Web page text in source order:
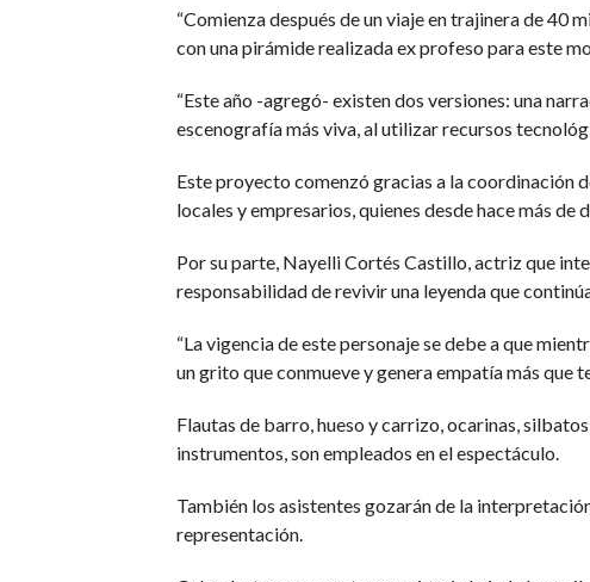
“Comienza después de un viaje en trajinera de
con una pirámide realizada ex profeso para este
“Este año -agregó- existen dos versiones: una
escenografía más viva, al utilizar recursos
Este proyecto comenzó gracias a la coordinación
locales y empresarios, quienes desde hace más
Por su parte, Nayelli Cortés Castillo, actriz que
responsabilidad de revivir una leyenda que
“La vigencia de este personaje se debe a que
un grito que conmueve y genera empatía más que
Flautas de barro, hueso y carrizo, ocarinas,
instrumentos, son empleados en el espectáculo.
También los asistentes gozarán de la
representación.